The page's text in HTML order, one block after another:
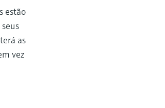
estão
as
vez